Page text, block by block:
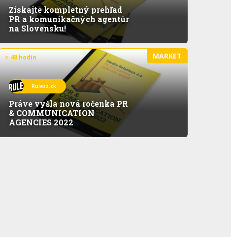
Získajte kompletný prehľad
PR a komunikačných agentúr
na Slovensku!
MARKET
> 48 hodín
Rulezz.sk
Práve vyšla nová ročenka PR
& COMMUNICATION
AGENCIES 2022